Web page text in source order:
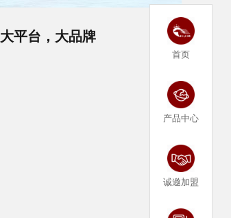
首页
产品中心
诚邀加盟
大平台，大品牌